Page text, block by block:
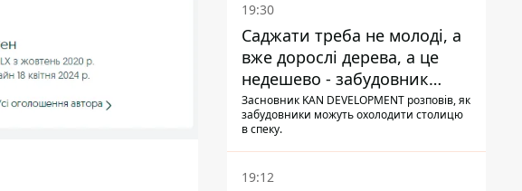
19:30
Саджати треба не молоді, а
вже дорослі дерева, а це
недешево - забудовник
Ніконов
Засновник KAN DEVELOPMENT розповів, як
забудовники можуть охолодити столицю
в спеку.
19:12